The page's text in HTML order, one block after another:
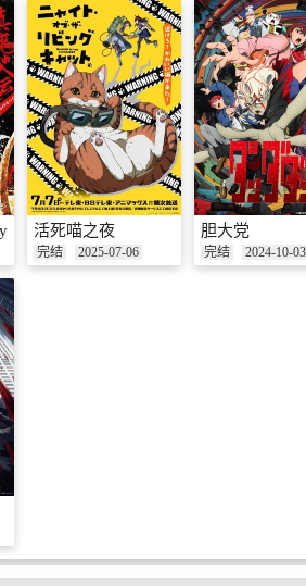
High School
活死喵之夜
完结 2025-07-06
胆大党
完结 2024-10-03